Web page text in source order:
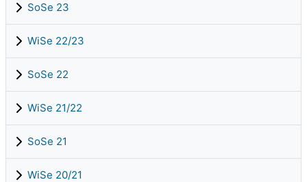
SoSe 23
WiSe 22/23
SoSe 22
WiSe 21/22
SoSe 21
WiSe 20/21